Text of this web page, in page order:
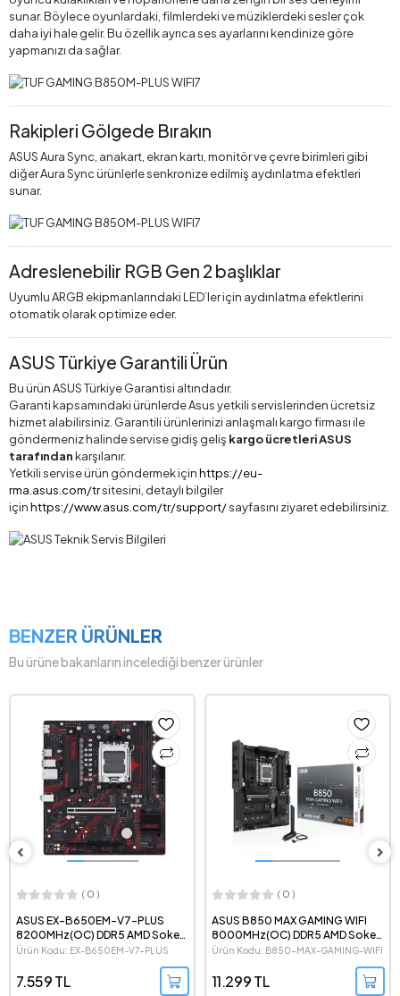
sunar. Böylece oyunlardaki, filmlerdeki ve müziklerdeki sesler çok
daha iyi hale gelir. Bu özellik ayrıca ses ayarlarını kendinize göre
yapmanızı da sağlar.
Rakipleri Gölgede Bırakın
ASUS Aura Sync, anakart, ekran kartı, monitör ve çevre birimleri gibi
diğer Aura Sync ürünlerle senkronize edilmiş aydınlatma efektleri
sunar.
Adreslenebilir RGB Gen 2 başlıklar
Uyumlu ARGB ekipmanlarındaki LED’ler için aydınlatma efektlerini
otomatik olarak optimize eder.
ASUS Türkiye Garantili Ürün
Bu ürün ASUS Türkiye Garantisi altındadır.
Garanti kapsamındaki ürünlerde Asus yetkili servislerinden ücretsiz
hizmet alabilirsiniz. Garantili ürünlerinizi anlaşmalı kargo firması ile
göndermeniz halinde servise gidiş geliş kargo ücretleri ASUS
tarafındankarşılanır.
Yetkili servise ürün göndermek içinhttps://eu-
rma.asus.com/trsitesini, detaylı bilgiler
içinhttps://www.asus.com/tr/support/sayfasını ziyaret edebilirsiniz.
BENZER ÜRÜNLER
Bu ürüne bakanların incelediği benzer ürünler
( 0 )
ASUS EX-B650EM-V7-PLUS
8200MHz(OC) DDR5 AMD Soket
AM5 mATX Anakart
Ürün Kodu: EX-B650EM-V7-PLUS
7.559 TL
( 0 )
ASUS B850 MAX GAMING WIFI
8000MHz(OC) DDR5 AMD Soket
AM5 ATX Anakart
Ürün Kodu: B850-MAX-GAMING-WIFI
11.299 TL